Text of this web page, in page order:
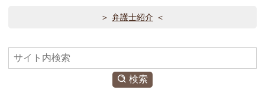
弁護士紹介
検
索
検索